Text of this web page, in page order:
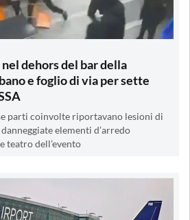
dehors del bar della
e foglio di via per sette
parti coinvolte riportavano lesioni di
elementi d’arredo
teatro dell’evento